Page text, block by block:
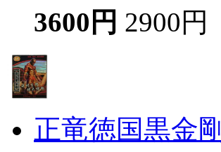
3600円 2900円
正竜徳国黒金剛